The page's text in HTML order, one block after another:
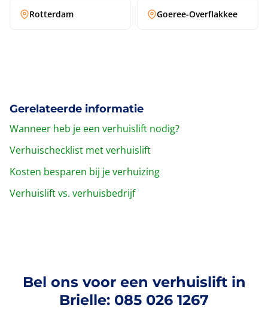
Rotterdam Goeree-Overflakkee
Gerelateerde informatie
Wanneer heb je een verhuislift nodig?
Verhuischecklist met verhuislift
Kosten besparen bij je verhuizing
Verhuislift vs. verhuisbedrijf
Bel ons voor een verhuislift in
Brielle: 085 026 1267